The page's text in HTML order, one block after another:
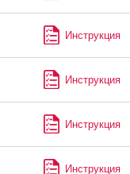
Инструкция
Инструкция
Инструкция
Инструкция